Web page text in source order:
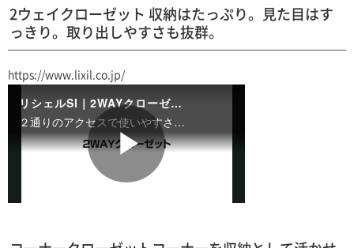
2ウェイクローゼット 収納はたっぷり。見た目はす
っきり。取り出しやすさも抜群。
https://www.lixil.co.jp/